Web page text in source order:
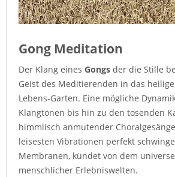
Gong Meditation
Der Klang eines Gongs der die Stille
Geist des Meditierenden in das
Lebens-Garten. Eine mögliche
Klangtönen bis hin zu den tosenden
himmlisch anmutender
leisesten Vibrationen perfekt
Membranen, kündet von dem
menschlicher Erlebniswelten.